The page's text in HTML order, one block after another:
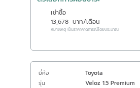
เช่าซื้อ
13,678 บาท/เดือน
หมายเหตุ เป็นราคาคาดการณ์โดยประมาณ
ยี่ห้อ
Toyota
รุ่น
Veloz 1.5 Premium